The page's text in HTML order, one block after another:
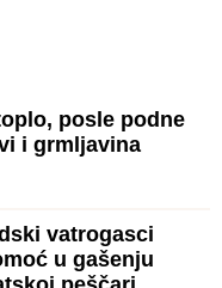
posle podne
i grmljavina
vatrogasci
u gašenju